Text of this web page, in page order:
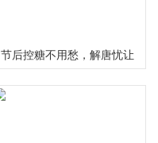
节后控糖不用愁，解唐忧让
您畅享健康美味无负担